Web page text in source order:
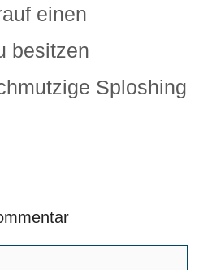
einen
besitzen
Sploshing